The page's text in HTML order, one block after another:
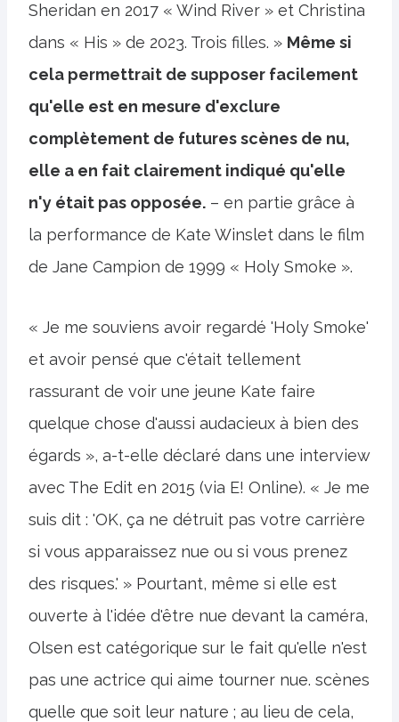
Sheridan en 2017 « Wind River » et Christina
dans « His » de 2023. Trois filles. » Même si
cela permettrait de supposer facilement
qu'elle est en mesure d'exclure
complètement de futures scènes de nu,
elle a en fait clairement indiqué qu'elle
n'y était pas opposée. – en partie grâce à
la performance de Kate Winslet dans le film
de Jane Campion de 1999 « Holy Smoke ».
« Je me souviens avoir regardé 'Holy Smoke'
et avoir pensé que c'était tellement
rassurant de voir une jeune Kate faire
quelque chose d'aussi audacieux à bien des
égards », a-t-elle déclaré dans une interview
avec The Edit en 2015 (via E! Online). « Je me
suis dit : 'OK, ça ne détruit pas votre carrière
si vous apparaissez nue ou si vous prenez
des risques.' » Pourtant, même si elle est
ouverte à l'idée d'être nue devant la caméra,
Olsen est catégorique sur le fait qu'elle n'est
pas une actrice qui aime tourner nue. scènes
quelle que soit leur nature ; au lieu de cela,